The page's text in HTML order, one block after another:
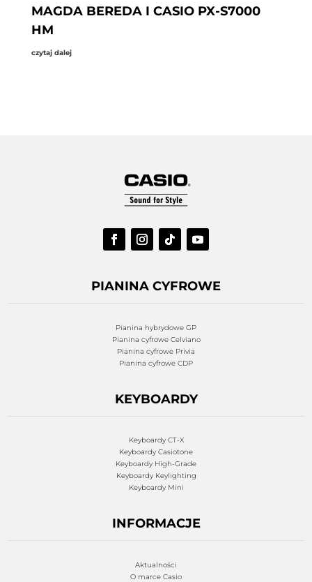
MAGDA BEREDA I CASIO PX-S7000
HM
czytaj dalej
PIANINA CYFROWE
Pianina hybrydowe GP
Pianina cyfrowe Celviano
Pianina cyfrowe Privia
Pianina cyfrowe CDP
KEYBOARDY
Keyboardy CT-X
Keyboardy Casiotone
Keyboardy High-Grade
Keyboardy Keylighting
Keyboardy Mini
INFORMACJE
Aktualności
O marce Casio